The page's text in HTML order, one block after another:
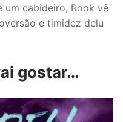
um cabideiro, Rook vê
e timidez delu
gostar…